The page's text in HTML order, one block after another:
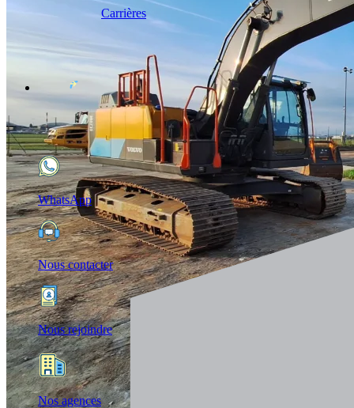
Carrières
WhatsApp
Nous contacter
Nous rejoindre
Nos agences